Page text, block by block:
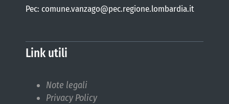
Pec: comune.vanzago@pec.regione.lombardia.it
Link utili
Note legali
Privacy Policy